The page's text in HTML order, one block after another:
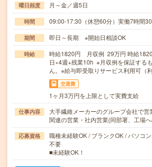
曜日頻度 月～金／週5日
時間 09:00-17:30（休憩60分）実働7時間
期間 即日～長期 ※開始日相談OK
時給
時給1820円 月収例 29万円 時給
日×4週+残業10h ※月収例を保証する
ん。※給与即受取りサービス利用可（
交通費
1ヶ月3万円を上限として実費支給
仕事内容
大手繊維メーカーのグループ会社で
関連の営業・社内営業(同部署、工場
応募資格
職種未経験OK / ブランクOK / パソコ
不要
■未経験OK！